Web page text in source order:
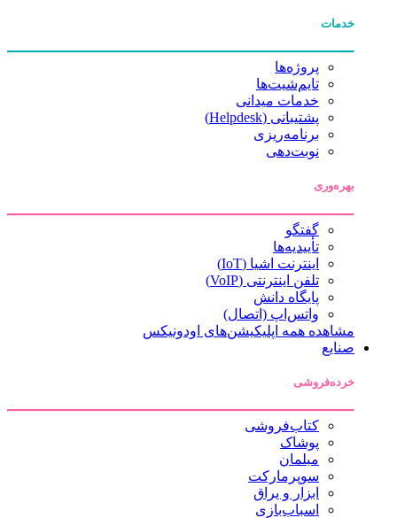
خدمات
پروژه‌ها
تایم‌شیت‌ها
خدمات میدانی
پشتیبانی (Helpdesk)
برنامه‌ریزی
نوبت‌دهی
بهره‌وری
گفتگو
تأییدیه‌ها
اینترنت اشیا (IoT)
تلفن اینترنتی (VoIP)
پایگاه دانش
واتس‌اپ (اتصال)
مشاهده همه اپلیکیشن‌های اودونیکس
صنایع
خرده‌فروشی
کتاب‌فروشی
پوشاک
مبلمان
سوپرمارکت
ابزار و یراق
اسباب‌بازی